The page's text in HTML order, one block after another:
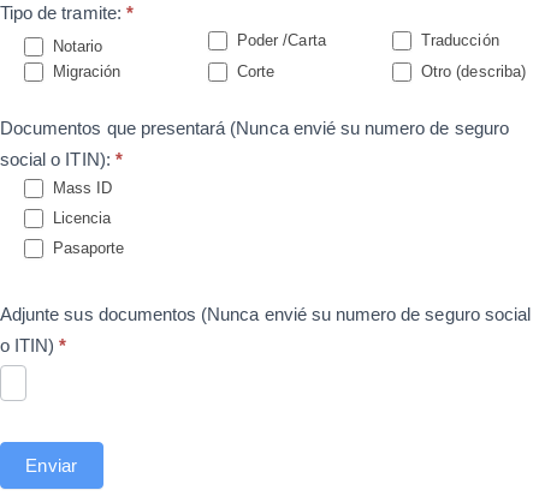
Tipo de tramite: *
Notario Poder /Carta
Traducción
Migración
Corte Otro (describa)
Documentos que presentará (Nunca envié su numero de seguro
social o ITIN): *
Mass ID
Licencia
Pasaporte
Adjunte sus documentos (Nunca envié su numero de seguro social
o ITIN)*
Enviar